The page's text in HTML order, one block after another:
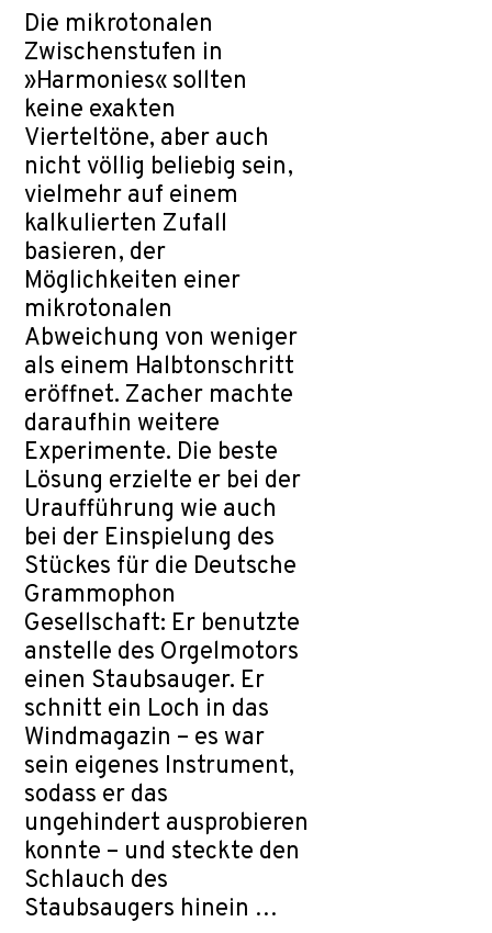
Die mikrotonalen
Zwischenstufen in
»Harmonies« sollten
keine exakten
Vierteltöne, aber auch
nicht völlig beliebig sein,
vielmehr auf einem
kalkulierten Zufall
basieren, der
Möglichkeiten einer
mikrotonalen
Abweichung von weniger
als einem Halbtonschritt
eröffnet. Zacher machte
daraufhin weitere
Experimente. Die beste
Lösung erzielte er bei der
Uraufführung wie auch
bei der Einspielung des
Stückes für die Deutsche
Grammophon
Gesellschaft: Er benutzte
anstelle des Orgelmotors
einen Staubsauger. Er
schnitt ein Loch in das
Windmagazin – es war
sein eigenes Instrument,
sodass er das
ungehindert ausprobieren
konnte – und steckte den
Schlauch des
Staubsaugers hinein …